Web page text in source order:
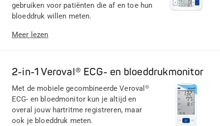
gebruiken voor patiënten die af en toe hun
bloeddruk willen meten.
Meer lezen
2-in-1 Veroval® ECG- en bloeddrukmonitor
Met de mobiele gecombineerde Veroval®
ECG- en bloedmonitor kun je altijd en
overal jouw hartritme registreren, maar
ook je bloeddruk meten.